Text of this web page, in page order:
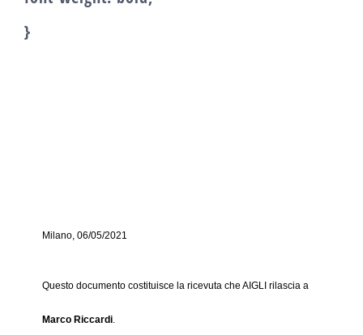
}
Milano, 06/05/2021
Questo documento costituisce la ricevuta che AIGLI rilascia a
Marco Riccardi.